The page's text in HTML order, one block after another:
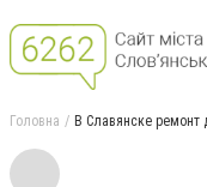
Головна В Славянске ремонт